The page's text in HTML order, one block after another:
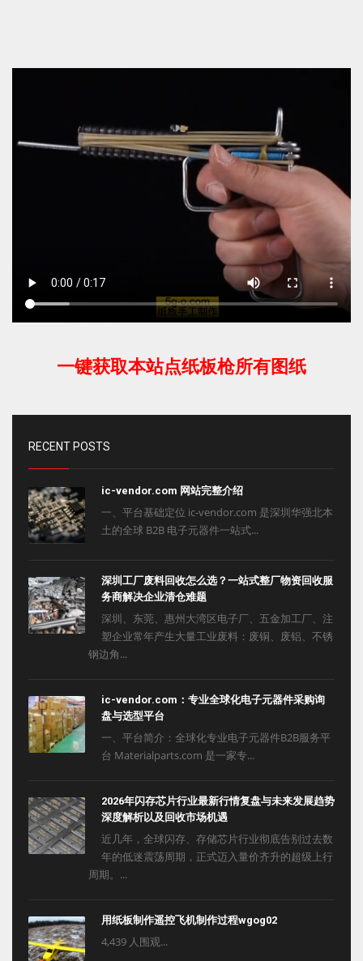
一键获取本站点纸板枪所有图纸
RECENT POSTS
ic-vendor.com 网站完整介绍
一、平台基础定位 ic-vendor.com 是深圳华强北本
土的全球 B2B 电子元器件一站式...
深圳工厂废料回收怎么选？一站式整厂物资回收服
务商解决企业清仓难题
深圳、东莞、惠州大湾区电子厂、五金加工厂、注
塑企业常年产生大量工业废料：废铜、废铝、不锈
钢边角...
ic-vendor.com：专业全球化电子元器件采购询
盘与选型平台
一、平台简介：全球化专业电子元器件B2B服务平
台 Materialparts.com 是一家专...
2026年闪存芯片行业最新行情复盘与未来发展趋势
深度解析以及回收市场机遇
近几年，全球闪存、存储芯片行业彻底告别过去数
年的低迷震荡周期，正式迈入量价齐升的超级上行
周期。...
用纸板制作遥控飞机制作过程wgog02
4,439 人围观...